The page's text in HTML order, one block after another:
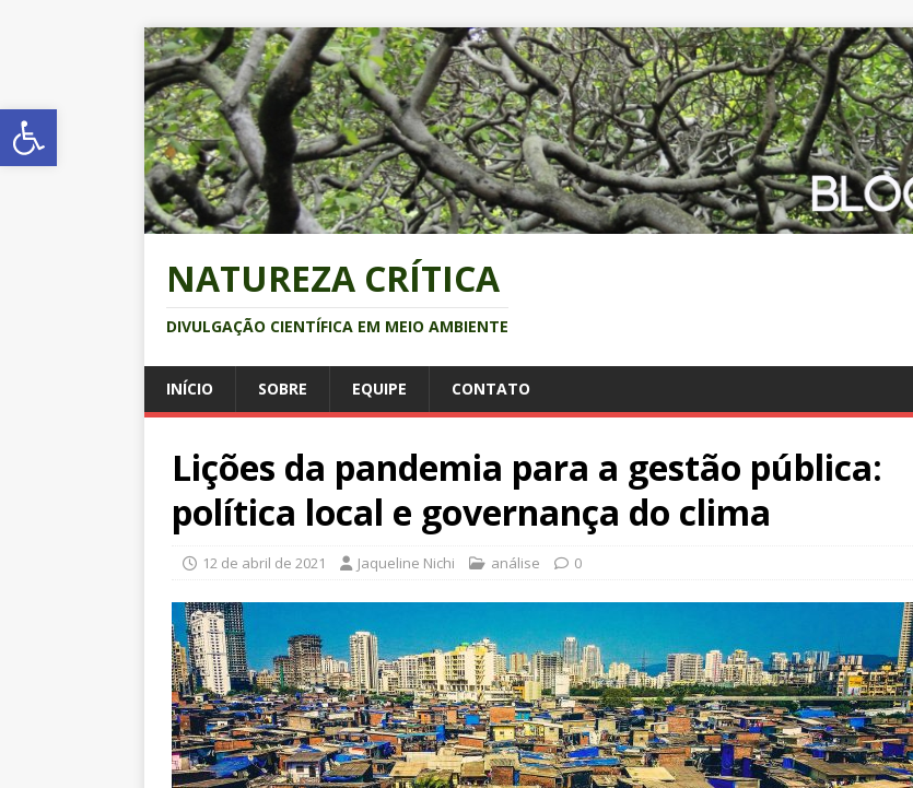
Abrir a barra de ferramentas
NATUREZA CRÍTICA
DIVULGAÇÃO CIENTÍFICA EM MEIO AMBIENTE
INÍCIO SOBRE EQUIPE CONTATO
Lições da pandemia para a gestão pública:
política local e governança do clima
12 de abril de 2021 Jaqueline Nichi análise 0